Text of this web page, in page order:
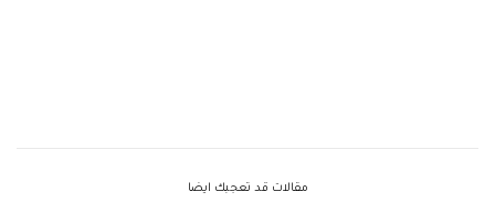
مقالات قد تعجبك ايضا